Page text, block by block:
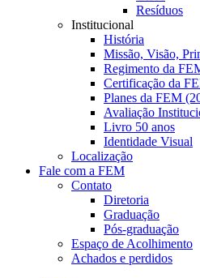
Resíduos
Institucional
História
Missão, Visão,
Regimento da
Certificação da
Planes da FEM
Avaliação
Livro 50 anos
Identidade Visual
Localização
Fale com a FEM
Contato
Diretoria
Graduação
Pós-graduação
Espaço de Acolhimento
Achados e perdidos